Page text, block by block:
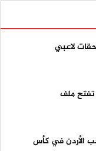
لاعبي
تفتح ملف
الأردن في كأس